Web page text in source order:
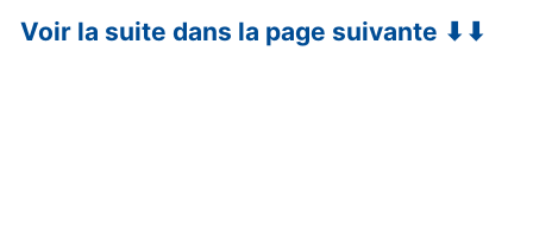
Voir la suite dans la page suivante ⬇⬇